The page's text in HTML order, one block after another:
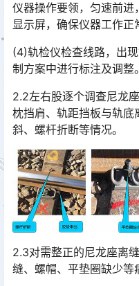
仪器操作要领，匀速前
显示屏，确保仪器工作正
(4)轨检仪检查线路，出
制方案中进行标注及调整。
2.2左右股逐个调查尼龙
枕挡肩、轨距挡板与轨底
斜、螺杆折断等情况。
2.3对需整正的尼龙座离
缝、螺帽、平垫圈缺少等